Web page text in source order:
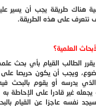
هناك طريقة يجب أن يسير
نتعرف على هذه الطريقة.
العلمية؟
الطالب القيام بأي بحث
ويجب أن يكون حريصا على
يدرسه أو يقوم بالبحث
غير قادرا على الإحاطة به
سيجد نفسه عاجزا عن القيام